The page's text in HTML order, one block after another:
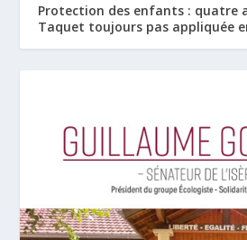
Protection des enfants : quatre
Taquet toujours pas appliquée